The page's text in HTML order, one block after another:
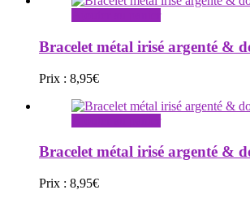
Bracelet métal irisé argenté &
Prix : 8,95€
Bracelet métal irisé argenté &
Prix : 8,95€